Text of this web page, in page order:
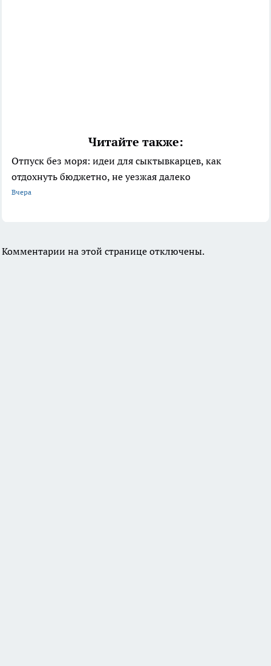
Читайте также:
Отпуск без моря: идеи для сыктывкарцев, как
отдохнуть бюджетно, не уезжая далеко
Вчера
Комментарии на этой странице отключены.